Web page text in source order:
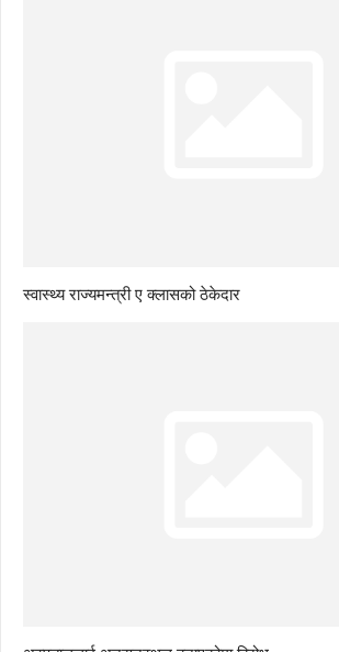
स्वास्थ्य राज्यमन्त्री ए क्लासको ठेकेदार